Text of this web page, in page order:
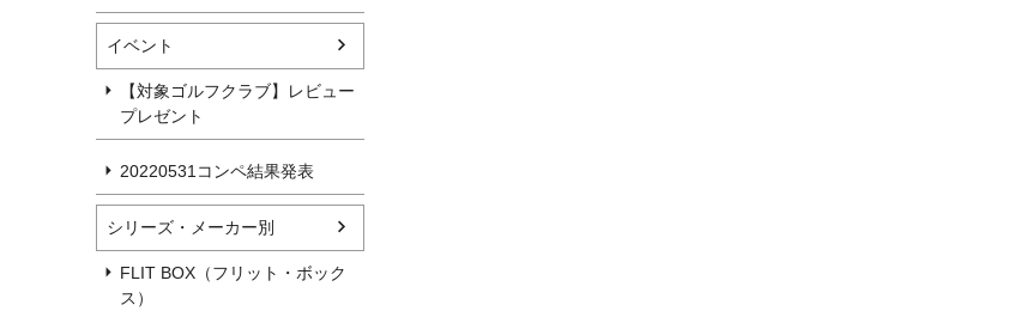
イベント
【対象ゴルフクラブ】レビュー
プレゼント
20220531コンペ結果発表
シリーズ・メーカー別
FLIT BOX（フリット・ボック
ス）